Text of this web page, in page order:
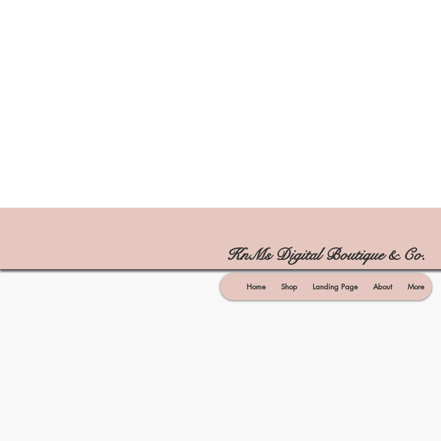
KnMs Digital Boutique & Co.
Home Shop Landing Page About More